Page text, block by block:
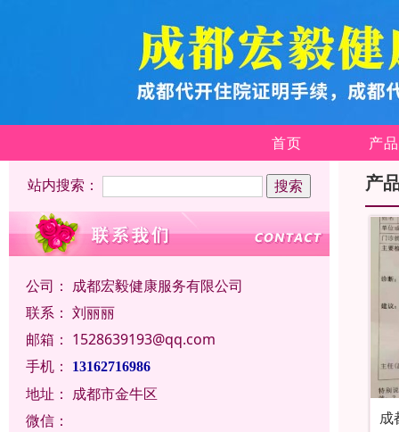
首页 产
站内搜索：
公司： 成都宏毅健康服务有限公司
联系： 刘丽丽
邮箱： 1528639193@qq.com
手机：
13162716986
地址： 成都市金牛区
微信：
产
成